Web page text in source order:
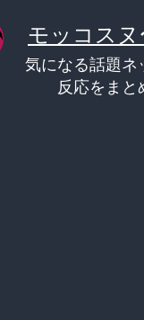
モッコスヌ
気になる話題ネ
反応をまと